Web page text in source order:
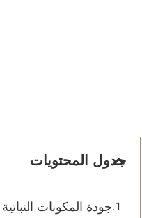
جدول المحتويات
جودة المكونات